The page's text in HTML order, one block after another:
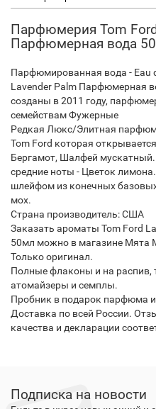
Парфюмерия Tom
Парфюмерная вода
Парфюмированная вода - Eau
Lavender Palm Парфюмерная
созданы в 2011 году,
семействам Фужерные
Редкая Люкс/Элитная
Tom Ford которая
Бергамот, Шалфей
средние ноты - Цветок
шлейфом из конечных
мох.
Страна производитель: США
Заказать ароматы Tom Ford
50мл можно в магазине Мята
Только оригинал.
Полные флаконы и на распив,
атомайзеры и семплы.
Пробник в подарок парфюма
Доставка по всей России.
качества и декларации
Подписка на новости